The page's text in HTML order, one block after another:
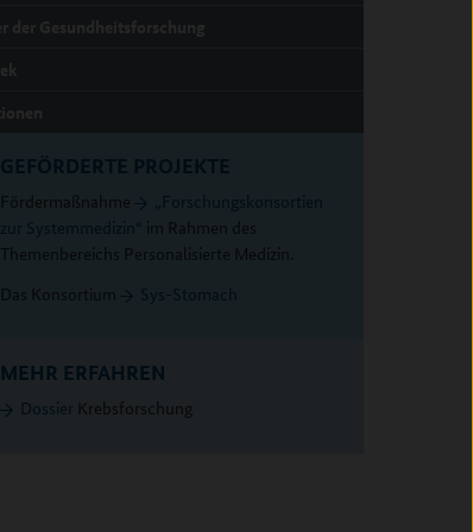
GEFÖRDERTE PROJEKTE
Fördermaßnahme
„Forschungskonsortien
zur Systemmedizin“ im Rahmen des
Themenbereichs Personalisierte Medizin.
Das Konsortium
Sys-Stomach
MEHR ERFAHREN
Dossier Krebsforschung